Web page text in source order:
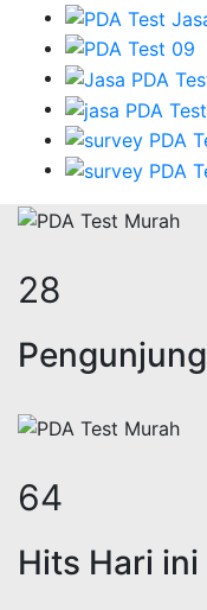
33
Pengunjung
77
Hits Hari ini